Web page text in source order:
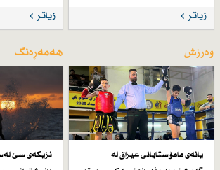
زیاتر زیاتر
وەرزش
یانەی مامۆستایانی عیراق لە
هەمەڕەنگ
نزیكەی سێ